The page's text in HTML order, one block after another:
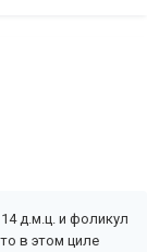
д.м.ц. и фоликул
в этом циле